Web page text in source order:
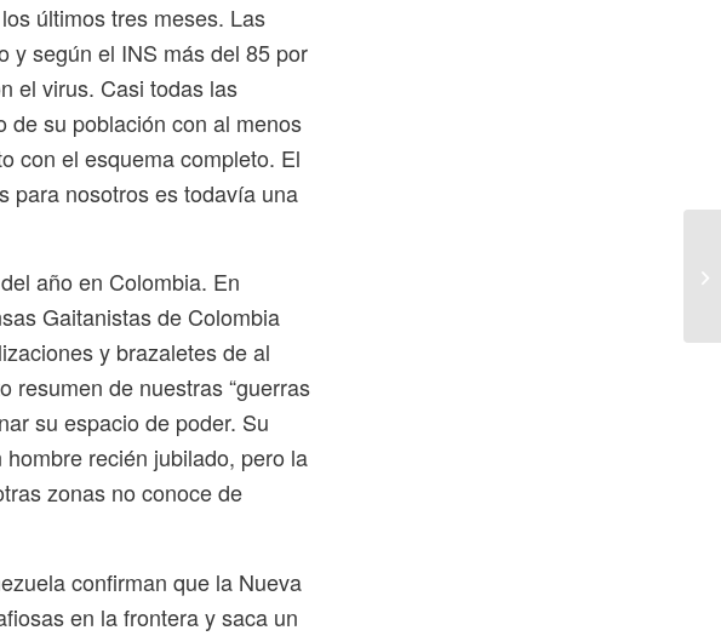
últimos tres meses. Las
y según el INS más del 85 por
el virus. Casi todas las
de su población con al menos
con el esquema completo. El
para nosotros es todavía una
año en Colombia. En
Gaitanistas de Colombia
y brazaletes de al
resumen de nuestras “guerras
su espacio de poder. Su
recién jubilado, pero la
zonas no conoce de
confirman que la Nueva
en la frontera y saca un